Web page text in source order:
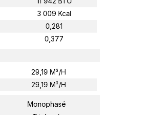
3 009 Kcal
0,281
0,377
29,19 M³/h
29,19 M³/h
Monophasé